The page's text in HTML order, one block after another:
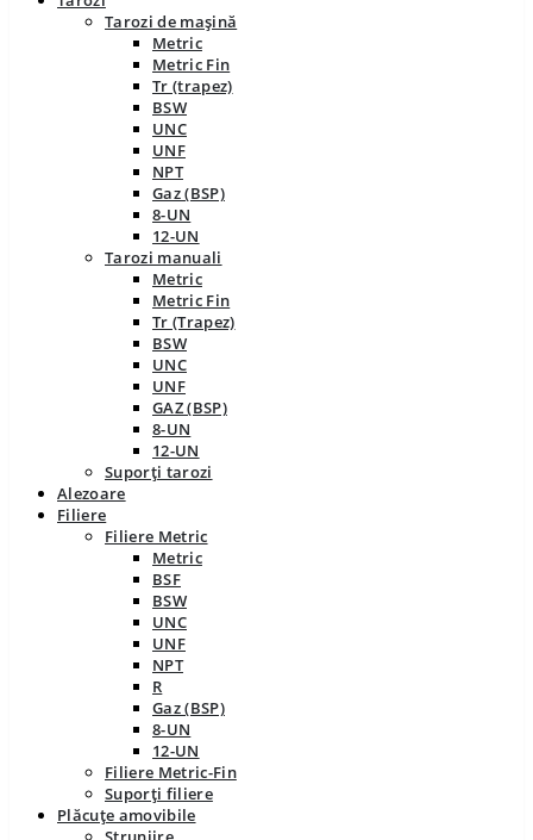
Tarozi de mașină
Metric
Metric Fin
Tr (trapez)
BSW
UNC
UNF
NPT
Gaz (BSP)
8-UN
12-UN
Tarozi manuali
Metric
Metric Fin
Tr (Trapez)
BSW
UNC
UNF
GAZ (BSP)
8-UN
12-UN
Suporți tarozi
Alezoare
Filiere
Filiere Metric
Metric
BSF
BSW
UNC
UNF
NPT
R
Gaz (BSP)
8-UN
12-UN
Filiere Metric-Fin
Suporți filiere
Plăcuțe amovibile